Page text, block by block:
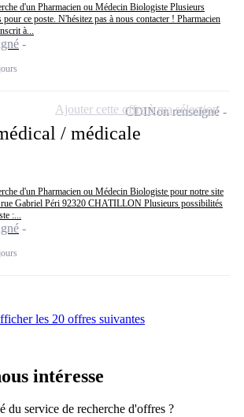
d'un Pharmacien ou Médecin Biologiste Plusieurs
ce poste. N'hésitez pas à nous contacter ! Pharmacien
à...
/ médicale
d'un Pharmacien ou Médecin Biologiste pour notre site
Gabriel Péri 92320 CHATILLON Plusieurs possibilités
:...
CDINon renseigné
Ajouter cette offre à ma sélection
les 20 offres suivantes
intéresse
du service de recherche d'offres ?